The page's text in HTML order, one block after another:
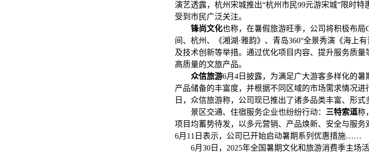
演艺透露，杭州宋城推出“杭州市民99元游宋城”限时特
受到市民广泛关注。
锋尚文化也称，在暑假旅游旺季，公司将积极布局
间、杭州、《湘湖·雅韵》、青岛360°全景秀演《海上
及技术创新等举措。通过优化项目内容、提升服务质
高质量的文旅产品。
众信旅游6月4日披露，为满足广大游客多样化的
产品储备的丰富度，并根据不同区域的市场需求情况
日，众信旅游称，公司现已推出了诸多品类丰富、形式
景区交通、住宿服务企业也纷纷行动： 三特索道称
项目均蓄势待发，以多元营销、产品焕新、安全与服务
6月11日表示，公司已开始启动暑期系列优惠措施……
6月30日，2025年全国暑期文化和旅游消费季主场